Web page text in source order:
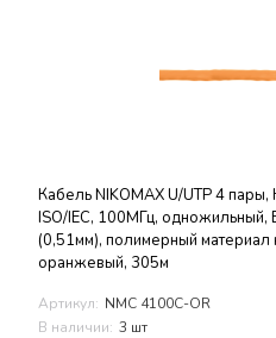
Кабель NIKOMAX U/UTP 4 пары,
ISO/IEC, 100МГц, одножильный,
(0,51мм), полимерный материал
оранжевый, 305м
Артикул: NMC 4100C-OR
В наличии: 3 шт